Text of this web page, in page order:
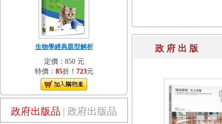
生物學經典題型解析
定價：850 元
特價： 85折！ 723元
政府出版品 | 政府出版品
政 府 出